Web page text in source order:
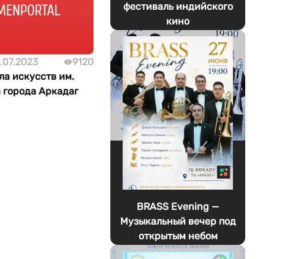
9120
искусств им.
Аркадаг
фестиваль индийского
кино
BRASS Evening —
Музыкальный вечер под
открытым небом